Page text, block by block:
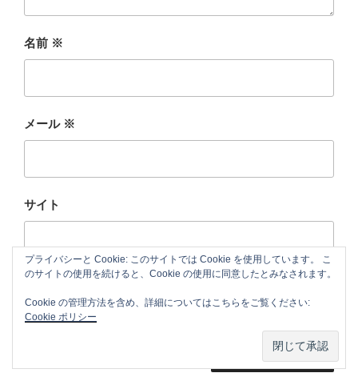
名前 ※
メール ※
サイト
新しい投稿をメールで受け取る
プライバシーと Cookie: このサイトでは Cookie を使用しています。 こ
のサイトの使用を続けると、Cookie の使用に同意したとみなされます。
Cookie の管理方法を含め、詳細についてはこちらをご覧ください:
Cookie ポリシー